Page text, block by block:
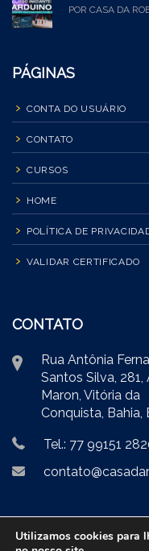
POR CASA DA
PÁGINAS
CONTA DO USUÁRIO
CONTATO
CURSOS
HOME
POLÍTICA DE
VALIDAR CERTIFICADO
CONTATO
Rua Antônia
Santos Silva, 281,
Maron, Vitória da
Conquista, Bahia,
Tel.: 77 99151
Utilizamos cookies para